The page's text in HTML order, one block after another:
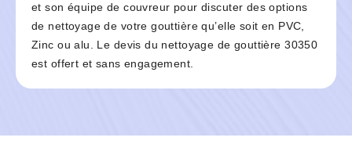
et son équipe de couvreur pour discuter des options
de nettoyage de votre gouttière qu’elle soit en PVC,
Zinc ou alu. Le devis du nettoyage de gouttière 30350
est offert et sans engagement.